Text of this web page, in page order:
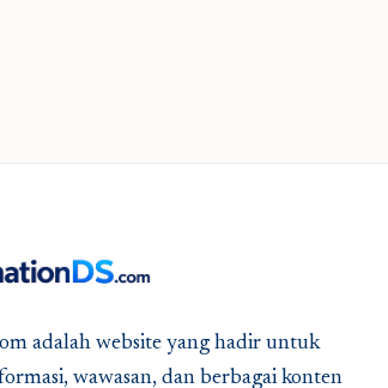
adalah website yang hadir untuk
wawasan, dan berbagai konten